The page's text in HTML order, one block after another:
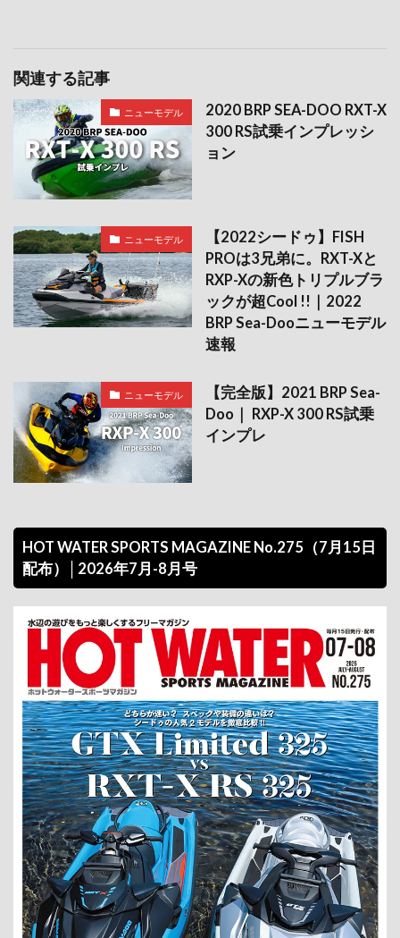
関連する記事
ニューモデル
2020 BRP SEA-DOO RXT-X
300 RS試乗インプレッシ
ョン
ニューモデル
【2022シードゥ】FISH
PROは3兄弟に。RXT-Xと
RXP-Xの新色トリプルブラ
ックが超Cool !!｜2022
BRP Sea-Dooニューモデル
速報
ニューモデル
【完全版】2021 BRP Sea-
Doo｜ RXP-X 300 RS試乗
インプレ
HOT WATER SPORTS MAGAZINE No.275（7月15日
配布）│2026年7月-8月号